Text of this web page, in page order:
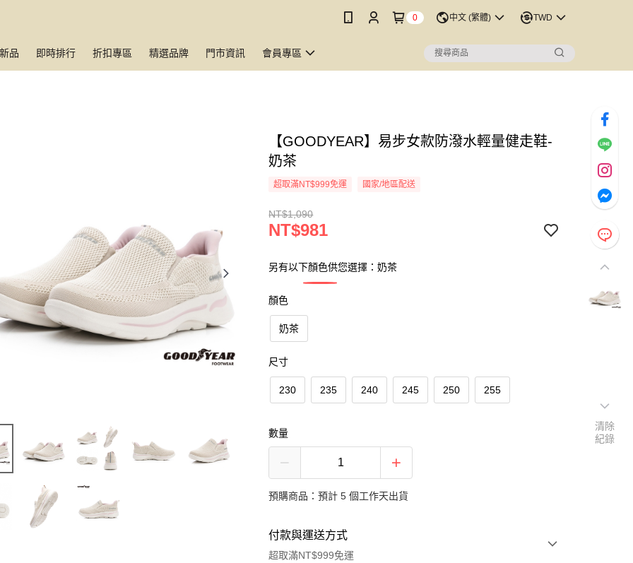
0 中文 (繁體) TWD
品 即時排行 折扣專區 精選品牌 門市資訊 會員專區
【GOODYEAR】易步女款防潑水輕量健走鞋-
奶茶
超取滿NT$999免運 國家/地區配送
NT$1,090
NT$981
另有以下顏色供您選擇：奶茶
顏色
奶茶
尺寸
230 235 240 245 250 255
數量
預購商品：預計 5 個工作天出貨
付款與運送方式
超取滿NT$999免運
清除
紀錄